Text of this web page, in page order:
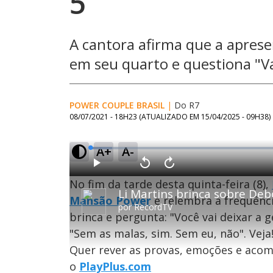
A cantora afirma que a
em seu quarto e questiona
POWER COUPLE BRASIL | Do R7
08/07/2021 - 18H23 (ATUALIZADO EM 15/04/2025 - 09H38)
A+ A-
porRecordTV
P
l
a
y
V
o
t
a
r
1
0
s
u
d
o
s
A
v
a
n
ç
a
r
1
0
e
g
n
L
o
d
e
:
.
5
%
No fim da tarde desta quinta-feira (8),
Mansão Powere relembra a
brinca e pergunta: "Você vai deixar a
"Sem as malas, sim. Sem eu, não". Veja!
Quer rever as provas, emoções e
o PlayPlus.com